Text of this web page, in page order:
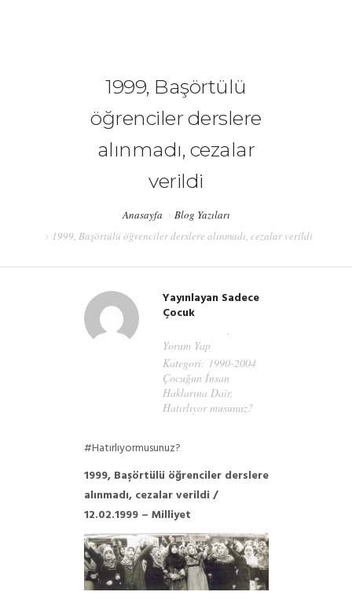
HAKKIMIZDA
#HATIRLIYORMUSUNUZ?
DESTEK
1999, Başörtülü
öğrenciler derslere
alınmadı, cezalar
verildi
Anasayfa
Blog Yazıları
1999, Başörtülü öğrenciler derslere alınmadı, cezalar verildi
Yayınlayan Sadece
Çocuk
Yorum Yap
Kategori: 1990-2004
Çocuğun İnsan
Haklarına Dair,
Hatırlıyor musunuz?
#Hatırlıyormusunuz?
1999, Başörtülü öğrenciler derslere
alınmadı, cezalar verildi /
12.02.1999 – Milliyet